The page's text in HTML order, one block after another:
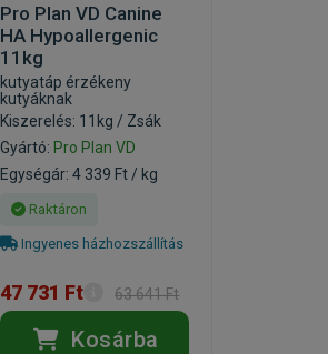
Pro Plan VD Canine
HA Hypoallergenic
11kg
kutyatáp érzékeny
kutyáknak
Kiszerelés: 11kg / Zsák
Gyártó: Pro Plan VD
Egységár: 4 339 Ft / kg
Raktáron
Ingyenes házhozszállítás
47 731 Ft 63 641 Ft
Kosárba